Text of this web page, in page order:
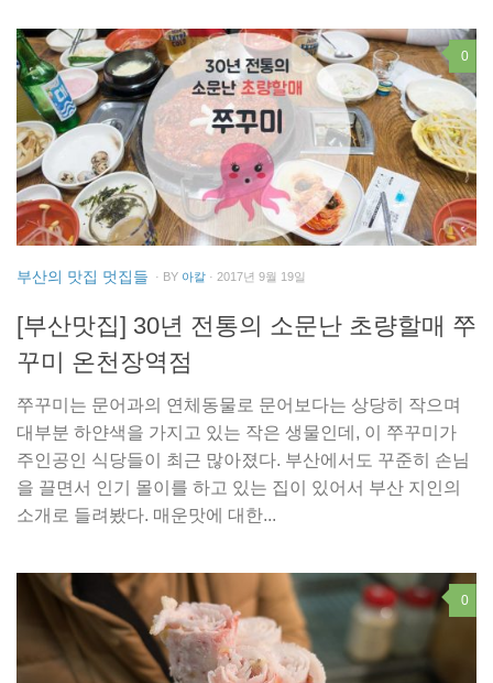
0
부산의 맛집 멋집들 · BY 아칼 · 2017년 9월 19일
[부산맛집] 30년 전통의 소문난 초량할매 쭈
꾸미 온천장역점
쭈꾸미는 문어과의 연체동물로 문어보다는 상당히 작으며
대부분 하얀색을 가지고 있는 작은 생물인데, 이 쭈꾸미가
주인공인 식당들이 최근 많아졌다. 부산에서도 꾸준히 손님
을 끌면서 인기 몰이를 하고 있는 집이 있어서 부산 지인의
소개로 들려봤다. 매운맛에 대한...
0